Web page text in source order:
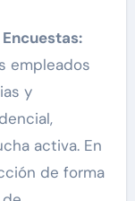
empleados
y
activa. En
de forma